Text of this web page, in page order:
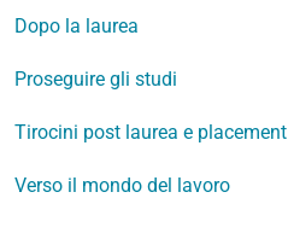
Dopo la laurea
Proseguire gli studi
Tirocini post laurea e placement
Verso il mondo del lavoro